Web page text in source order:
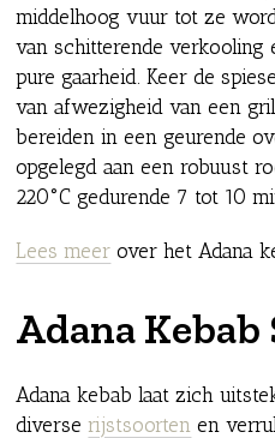
middelhoog vuur tot ze
van schitterende verkooling
pure gaarheid. Keer de
van afwezigheid van een
bereiden in een geurende
opgelegd aan een robuust
220°C gedurende 7 tot 10
Lees meer over het Adana
Adana
Adana kebab laat zich
diverserijstsoorten en